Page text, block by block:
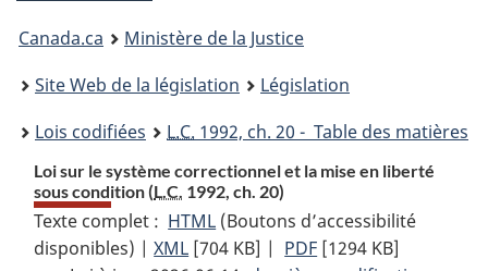
You
are
here:
Canada.ca
Ministère de la Justice
Site Web de la législation
Législation
Lois codifiées
L.C. 1992, ch. 20 - Table des matières
Loi sur le système correctionnel et la mise en liberté
sous condition (L.C. 1992, ch. 20)
Texte complet : HTML Texte
complet
(Boutons d’accessibilité
disponibles) |XML Texte
[704 KB] | PDF Texte
[1294 KB]